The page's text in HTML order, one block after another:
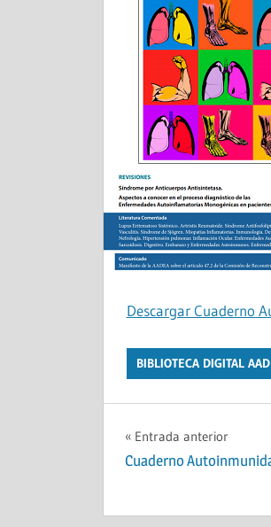
Descargar Cuaderno
BIBLIOTECA DIGITAL
Navegación
de
entradas
Entrada anterior
Cuaderno